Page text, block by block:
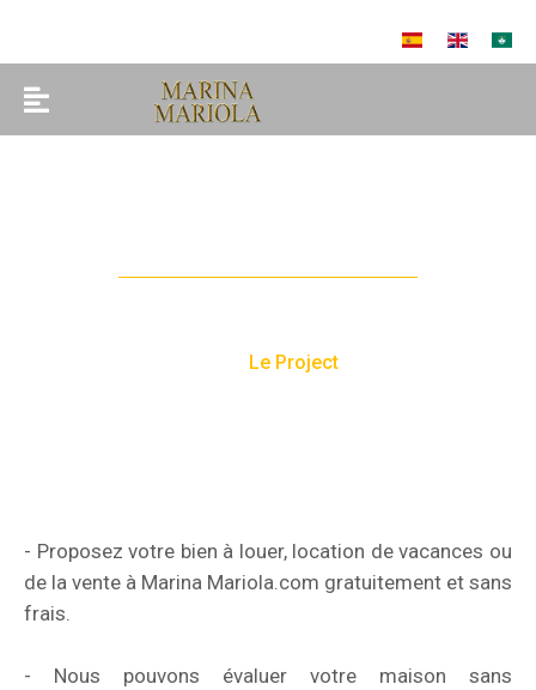
Le Project
- Proposez votre bien à louer, location de vacances ou
de la vente à Marina Mariola.com gratuitement et sans
frais.
- Nous pouvons évaluer votre maison sans